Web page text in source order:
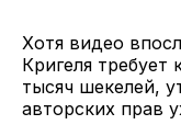
Хотя видео
Кригеля
тысяч шекелей,
авторских прав